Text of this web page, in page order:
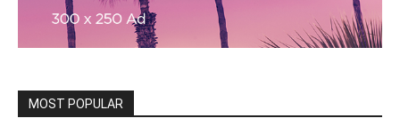
MOST POPULAR